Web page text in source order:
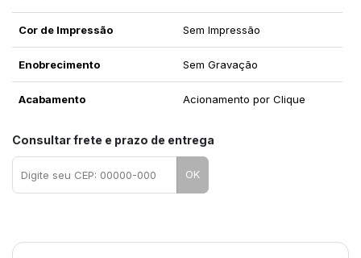
Cor de Impressão Sem Impressão
Enobrecimento Sem Gravação
Acabamento Acionamento por Clique
Consultar frete e prazo de entrega
OK